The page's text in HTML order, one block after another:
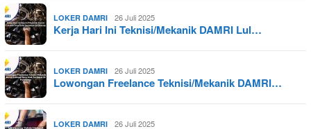
LOKER DAMRI 26 Juli 2025
Kerja Hari Ini Teknisi/Mekanik DAMRI Lul…
LOKER DAMRI 26 Juli 2025
Lowongan Freelance Teknisi/Mekanik DAMRI…
LOKER DAMRI 26 Juli 2025